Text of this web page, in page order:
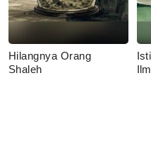
Hilangnya Orang
Shaleh